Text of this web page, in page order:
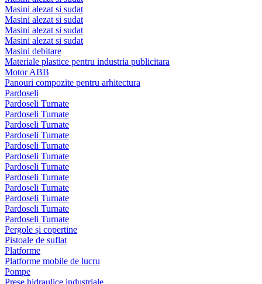
Masini alezat si sudat
Masini alezat si sudat
Masini alezat si sudat
Masini alezat si sudat
Masini debitare
Materiale plastice pentru industria publicitara
Motor ABB
Panouri compozite pentru arhitectura
Pardoseli
Pardoseli Turnate
Pardoseli Turnate
Pardoseli Turnate
Pardoseli Turnate
Pardoseli Turnate
Pardoseli Turnate
Pardoseli Turnate
Pardoseli Turnate
Pardoseli Turnate
Pardoseli Turnate
Pardoseli Turnate
Pardoseli Turnate
Pergole și copertine
Pistoale de suflat
Platforme
Platforme mobile de lucru
Pompe
Prese hidraulice industriale